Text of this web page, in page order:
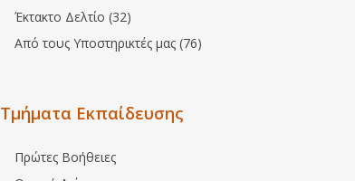
Έκτακτο Δελτίο (32)
Από τους Υποστηρικτές μας (76)
Τμήματα Εκπαίδευσης
Πρώτες Βοήθειες